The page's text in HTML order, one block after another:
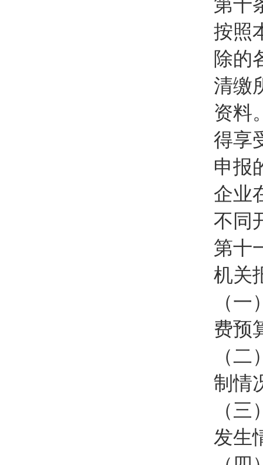
第十
按照
除的
清缴
资料
得享
申报
企业
不同
第十
机关
（
费预
（
制情
（
发生